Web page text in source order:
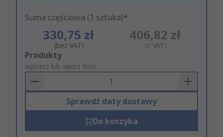
Suma częściowa (1 sztuka)*
330,75 zł
(bez VAT)
406,82 zł
(z VAT)
Add
to
Basket
Produkty
wybierz lub wpisz ilość
Sprawdź daty dostawy
Do koszyka